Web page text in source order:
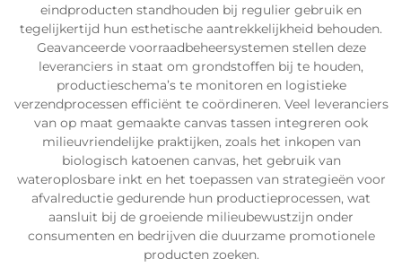
eindproducten standhouden bij regulier gebruik en
tegelijkertijd hun esthetische aantrekkelijkheid behouden.
Geavanceerde voorraadbeheersystemen stellen deze
leveranciers in staat om grondstoffen bij te houden,
productieschema’s te monitoren en logistieke
verzendprocessen efficiënt te coördineren. Veel leveranciers
van op maat gemaakte canvas tassen integreren ook
milieuvriendelijke praktijken, zoals het inkopen van
biologisch katoenen canvas, het gebruik van
wateroplosbare inkt en het toepassen van strategieën voor
afvalreductie gedurende hun productieprocessen, wat
aansluit bij de groeiende milieubewustzijn onder
consumenten en bedrijven die duurzame promotionele
producten zoeken.